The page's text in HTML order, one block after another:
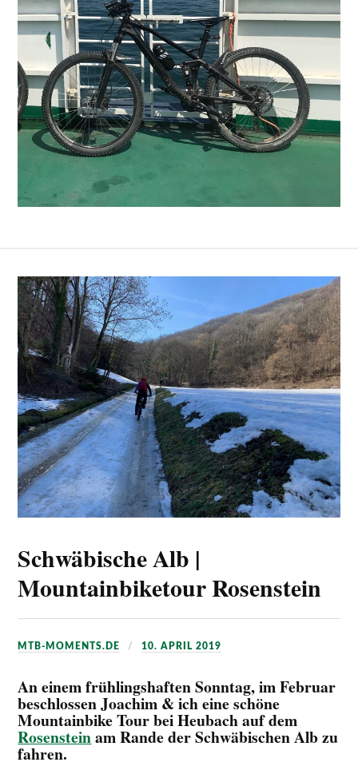
Schwäbische Alb |
Mountainbiketour Rosenstein
MTB-MOMENTS.DE 10. APRIL 2019
An einem frühlingshaften Sonntag, im Februar
beschlossen Joachim & ich eine schöne
Mountainbike Tour bei Heubach auf dem
Rosensteinam Rande der Schwäbischen Alb zu
fahren.